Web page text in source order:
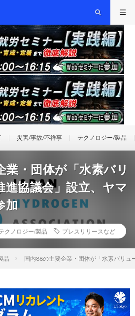
災害/事故/不祥事 テクノロジー/製品
業・団体が「水素バリ
進協議会」設立、ヤマ
加
クノロジー/製品 プレスリリースなど
品 国内88の主要企業・団体が「水素バリ